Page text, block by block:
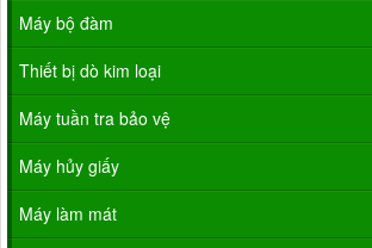
Máy bộ đàm
Thiết bị dò kim loại
Máy tuần tra bảo vệ
Máy hủy giấy
Máy làm mát